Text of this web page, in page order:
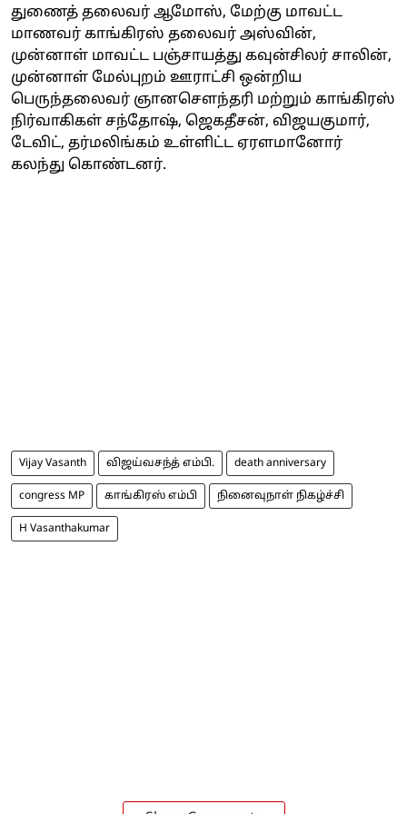
துணைத் தலைவர் ஆமோஸ், மேற்கு மாவட்ட
மாணவர் காங்கிரஸ் தலைவர் அஸ்வின்,
முன்னாள் மாவட்ட பஞ்சாயத்து கவுன்சிலர் சாலின்,
முன்னாள் மேல்புறம் ஊராட்சி ஒன்றிய
பெருந்தலைவர் ஞானசௌந்தரி மற்றும் காங்கிரஸ்
நிர்வாகிகள் சந்தோஷ், ஜெகதீசன், விஜயகுமார்,
டேவிட், தர்மலிங்கம் உள்ளிட்ட ஏரளமானோர்
கலந்து கொண்டனர்.
Vijay Vasanth விஜய்வசந்த் எம்பி. death anniversary
congress MP காங்கிரஸ் எம்பி நினைவுநாள் நிகழ்ச்சி
H Vasanthakumar